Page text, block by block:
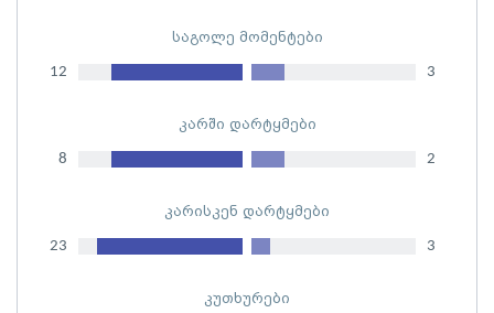
საგოლე მომენტები
12 3
კარში დარტყმები
8 2
კარისკენ დარტყმები
23 3
კუთხურები